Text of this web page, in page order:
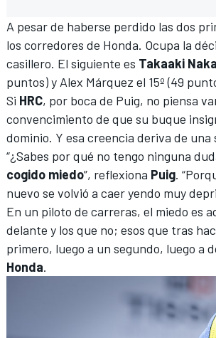
A pesar de haberse perdido las dos
los corredores de Honda. Ocupa la
casillero. El siguiente es Takaaki
puntos) y Alex Márquez el 15º (49
Si HRC, por boca de Puig, no piensa
convencimiento de que su buque
dominio. Y esa creencia deriva de
“¿Sabes por qué no tengo ninguna
cogido miedo”, reflexiona Puig.
nuevo se volvió a caer yendo muy
En un piloto de carreras, el miedo es
delante y los que no; esos que tras
primero, luego a un segundo, luego a
Honda.